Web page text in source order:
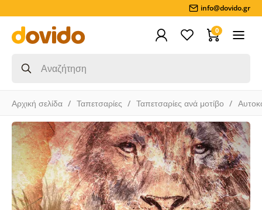
info@dovido.gr
0
Αρχική σελίδα Ταπετσαρίες Ταπετσαρίες ανά μοτίβο